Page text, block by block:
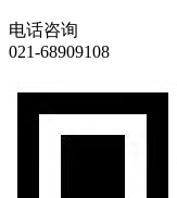
电话咨询
021-68909108